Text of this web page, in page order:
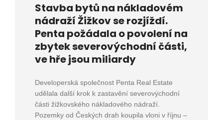
Stavba bytů na nákladovém
nádraží Žižkov se rozjíždí.
Penta požádala o povolení na
zbytek severovýchodní části,
ve hře jsou miliardy
Developerská společnost Penta Real Estate
udělala další krok k zastavění severovýchodní
části žižkovského nákladového nádraží.
Pozemky od Českých drah koupila vloni v říjnu –